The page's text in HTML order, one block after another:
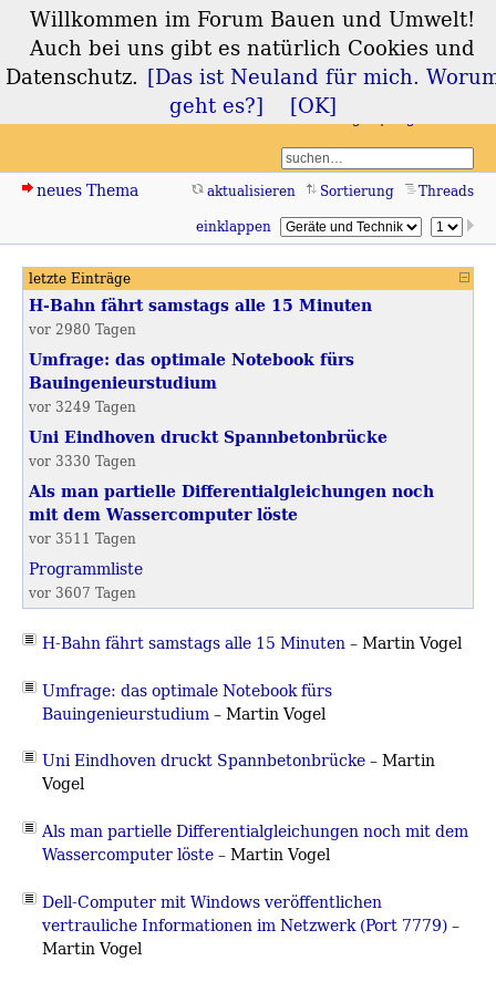
Forum Bauen und
Umwelt
neues Thema aktualisieren Sortierung
Threads
einklappen
letzte Einträge
H-Bahn fährt samstags alle 15 Minuten
vor 2980 Tagen
Umfrage: das optimale Notebook fürs
Bauingenieurstudium
vor 3249 Tagen
Uni Eindhoven druckt Spannbetonbrücke
vor 3330 Tagen
Als man partielle Differentialgleichungen noch
mit dem Wassercomputer löste
vor 3511 Tagen
Programmliste
vor 3607 Tagen
H-Bahn fährt samstags alle 15 Minuten–Martin Vogel
Umfrage: das optimale Notebook fürs
Bauingenieurstudium–Martin Vogel
Uni Eindhoven druckt Spannbetonbrücke–Martin
Vogel
Als man partielle Differentialgleichungen noch mit dem
Wassercomputer löste–Martin Vogel
Dell-Computer mit Windows veröffentlichen
vertrauliche Informationen im Netzwerk (Port 7779)–
Martin Vogel
Willkommen im Forum Bauen und Umwelt!
Auch bei uns gibt es natürlich Cookies und
Datenschutz. [Das ist Neuland für mich.
geht es?]
[OK]